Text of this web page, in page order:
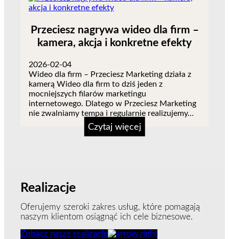
Przeciesz nagrywa wideo dla firm –
kamera, akcja i konkretne efekty
2026-02-04
Wideo dla firm – Przeciesz Marketing działa z
kamerą Wideo dla firm to dziś jeden z
mocniejszych filarów marketingu
internetowego. Dlatego w Przeciesz Marketing
nie zwalniamy tempa i regularnie realizujemy…
Czytaj więcej
Realizacje
Oferujemy szeroki zakres usług, które pomagają
naszym klientom osiągnąć ich cele biznesowe.
Zobacz nasze realizacje